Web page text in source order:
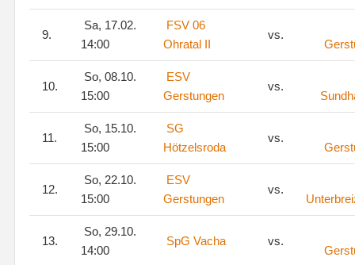
9.
Sa, 17.02.
14:00
FSV 06
Ohratal II
vs.
10.
So, 08.10.
15:00
ESV
Gerstungen
vs.
11.
So, 15.10.
15:00
SG
Hötzelsroda
vs.
12.
So, 22.10.
15:00
ESV
Gerstungen
vs.
13.
So, 29.10.
14:00
SpG Vacha vs.